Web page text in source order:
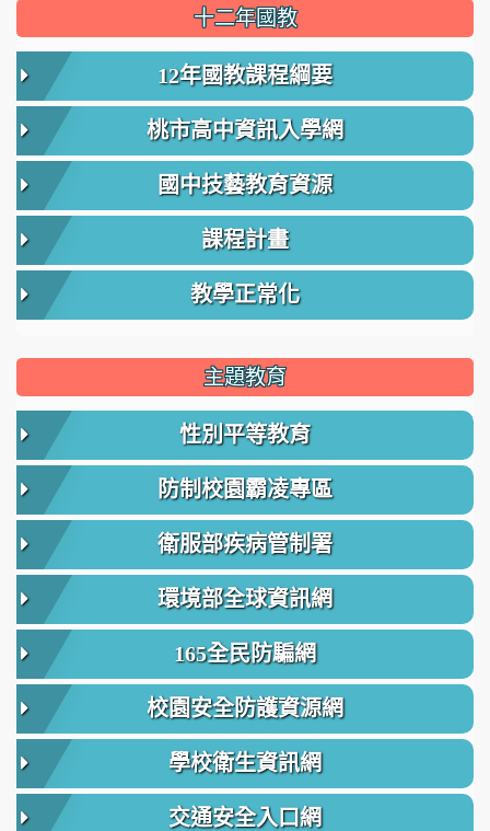
::: 十二年國教
12年國教課程綱要
桃市高中資訊入學網
國中技藝教育資源
課程計畫
教學正常化
主題教育
性別平等教育
防制校園霸凌專區
衛服部疾病管制署
環境部全球資訊網
165全民防騙網
校園安全防護資源網
學校衛生資訊網
交通安全入口網